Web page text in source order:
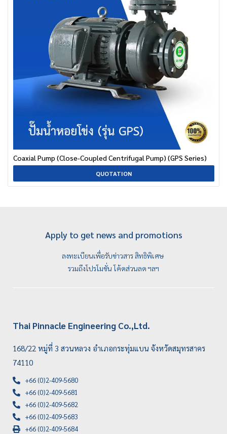
Coaxial Pump (Close-Coupled Centrifugal Pump) (GPS Series)
QUOTATION
Apply to get news and promotions
ลงทะเบียนเพื่อรับข่าวสาร สิทธิพิเศษ
รวมถึงโปรโมชั่น โค้ดส่วนลด ฯลฯ
Thai Pinnacle Engineering Co.,Ltd.
168/22 หมู่ที่ 3 สวนหลวง อำเภอกระทุ่มแบน จังหวัดสมุทรสาคร
74110
+66 (0)2-409-5680
+66 (0)2-409-5681
+66 (0)2-409-5682
+66 (0)2-409-5683
+66 (0)2-409-5684